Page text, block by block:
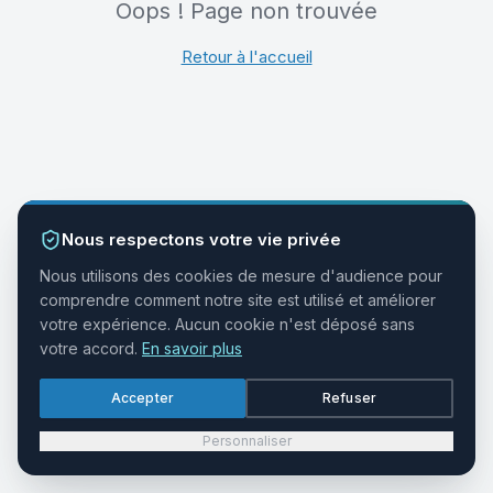
Oops ! Page non trouvée
Retour à l'accueil
Nous respectons votre vie privée
Nous utilisons des cookies de mesure d'audience pour
comprendre comment notre site est utilisé et améliorer
votre expérience. Aucun cookie n'est déposé sans
votre accord. En savoir plus
Accepter Refuser
Personnaliser